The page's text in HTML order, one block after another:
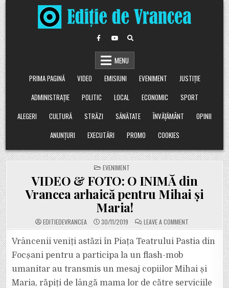
Skip
to
content
MENU
PRIMA PAGINĂ
VIDEO EMISIUNI EVENIMENT
JUSTIȚIE
ADMINISTRAȚIE
POLITIC LOCAL ECONOMIC
SPORT
ALEGERI
CULTURĂ STRĂZI SĂNĂTATE ÎNVĂȚĂMÂNT
OPINII
ANUNȚURI
EXECUTĂRI PROMO COOKIES
POSTED
IN
EVENIMENT
VIDEO & FOTO: O INIMĂ din
Vrancea arhaică pentru Mihai și
Maria!
EDITIEDEVRANCEA 30/11/2019 LEAVE A COMMENT
VIDEO
FOTO:
O
VRANCEA
ARHAICĂ
PENTRU
MIHAI
Vrâncenii veniți astăzi în Piața Teatrului Pastia din
Focșani pentru a participa la un flash-mob
umanitar au transmis un mesaj copiilor Mihai și
Maria, răpiți de lângă mama lor de către serviciile